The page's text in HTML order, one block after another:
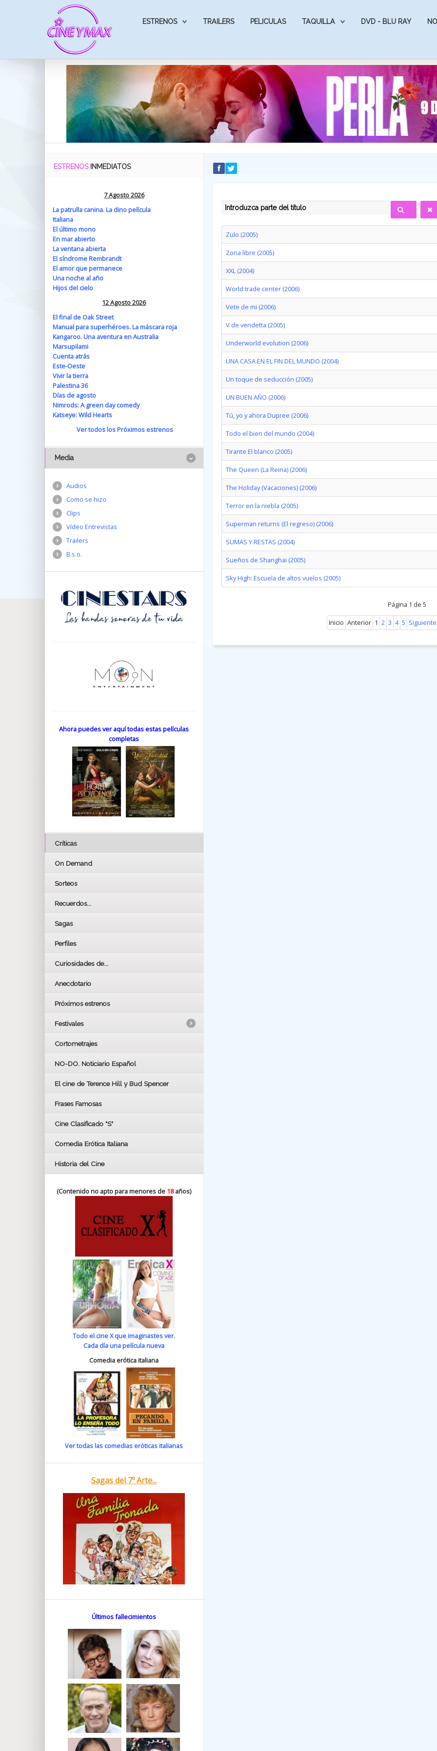
ESTRENOS TRAILERS PELICULAS TAQUILLA DVD - BLU RAY
INTRODUZCA PARTE DEL TÍTULO
Zulo (2005)
Zona libre (2005)
XXL (2004)
World trade center (2006)
Vete de mi (2006)
V de vendetta (2005)
Underworld evolution (2006)
UNA CASA EN EL FIN DEL MUNDO (2004)
Un toque de seducción (2005)
UN BUEN AÑO (2006)
Tú, yo y ahora Dupree (2006)
Todo el bien del mundo (2004)
Tirante El blanco (2005)
The Queen (La Reina) (2006)
The Holiday (Vacaciones) (2006)
Terror en la niebla (2005)
Superman returns (El regreso) (2006)
SUMAS Y RESTAS (2004)
Sueños de Shanghai (2005)
Sky High: Escuela de altos vuelos (2005)
Página 1 de 5
Inicio Anterior 1 2 3 4 5 Siguiente
ESTRENOS INMEDIATOS
7 Agosto 2026
La patrulla canina. La dino película
Italiana
El último mono
En mar abierto
La ventana abierta
El síndrome Rembrandt
El amor que permanece
Una noche al año
Hijos del cielo
12 Agosto 2026
El final de Oak Street
Manual para superhéroes. La máscara roja
Kangaroo. Una aventura en Australia
Marsupilami
Cuenta atrás
Este-Oeste
Vivir la tierra
Palestina 36
Días de agosto
Nimrods: A green day comedy
Katseye: Wild Hearts
Ver todos los Próximos estrenos
Media
Audios
Como se hizo
Clips
Vídeo Entrevistas
Trailers
B.s.o.
Ahora puedes ver aquí todas estas películas
completas
Críticas
On Demand
Sorteos
Recuerdos...
Sagas
Perfiles
Curiosidades de...
Anecdotario
Próximos estrenos
Festivales
LOS OSCARS
BAFTA
Cortometrajes
NO-DO. Noticiario Español
El cine de Terence Hill y Bud Spencer
Frases Famosas
Cine Clasificado "S"
Comedia Erótica Italiana
Historia del Cine
(Contenido no apto para menores de 18años)
Todo el cine X que imaginastes ver.
Cada día una película nueva
Comedia erótica italiana
Ver todas las comedias eróticas italianas
Sagas del 7º Arte...
Últimos fallecimientos